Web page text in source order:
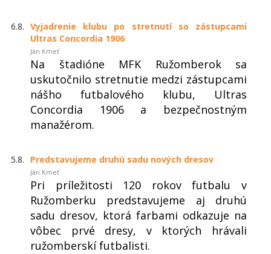
6.8. Vyjadrenie klubu po stretnutí so zástupcami
Ultras Concordia 1906
Ján Kmeť
Na štadióne MFK Ružomberok sa
uskutočnilo stretnutie medzi zástupcami
nášho futbalového klubu, Ultras
Concordia 1906 a bezpečnostným
manažérom.
5.8. Predstavujeme druhú sadu nových dresov
Ján Kmeť
Pri príležitosti 120 rokov futbalu v
Ružomberku predstavujeme aj druhú
sadu dresov, ktorá farbami odkazuje na
vôbec prvé dresy, v ktorých hrávali
ružomberskí futbalisti.